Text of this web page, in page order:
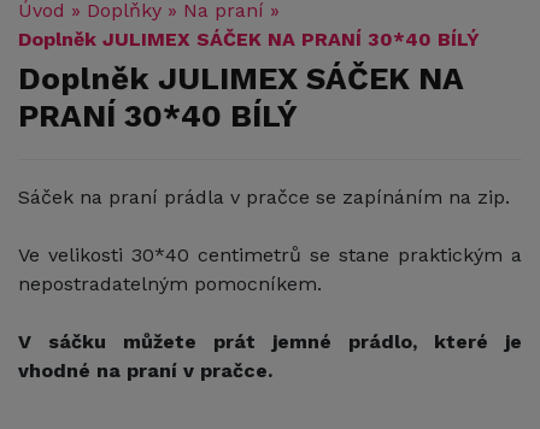
Úvod » Doplňky » Na praní »
Doplněk JULIMEX SÁČEK NA PRANÍ 30*40 BÍLÝ
Doplněk JULIMEX SÁČEK NA
PRANÍ 30*40 BÍLÝ
Sáček na praní prádla v pračce se zapínáním na zip.
Ve velikosti 30*40 centimetrů se stane praktickým a
nepostradatelným pomocníkem.
V sáčku můžete prát jemné prádlo, které je
vhodné na praní v pračce.